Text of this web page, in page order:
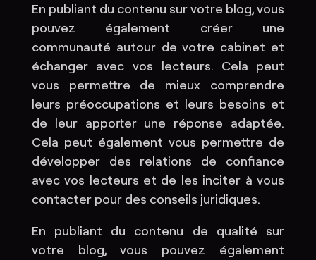
En publiant du contenu sur votre blog, vous
pouvez également créer une
communauté autour de votre cabinet et
échanger avec vos lecteurs. Cela peut
vous permettre de mieux comprendre
leurs préoccupations et leurs besoins et
de leur apporter une réponse adaptée.
Cela peut également vous permettre de
développer des relations de confiance
avec vos lecteurs et de les inciter à vous
contacter pour des conseils juridiques.
En publiant du contenu de qualité sur
votre blog, vous pouvez également